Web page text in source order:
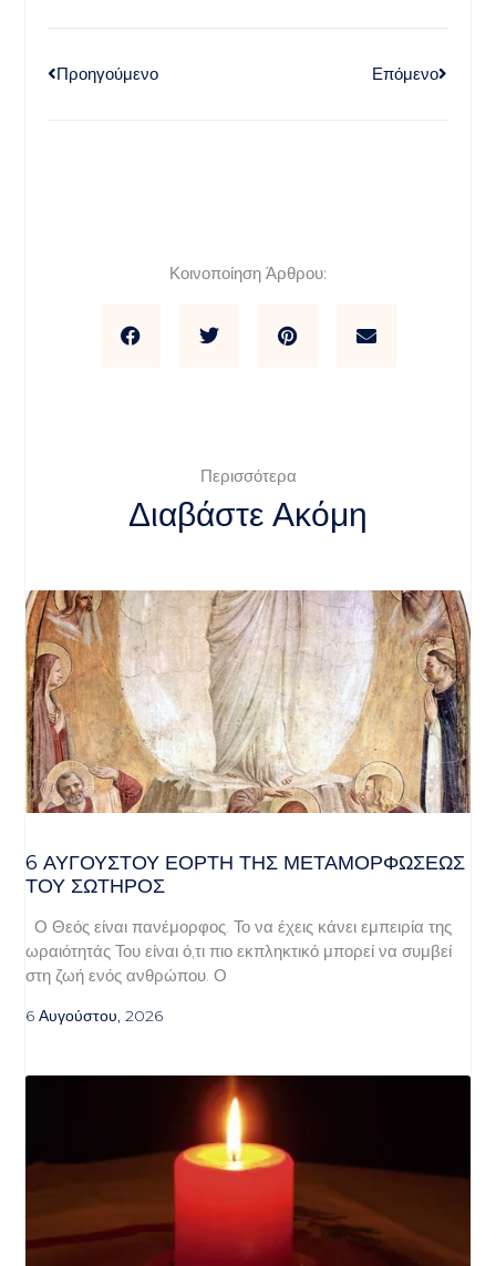
Προηγούμενο Επόμενο
Κοινοποίηση Άρθρου:
Περισσότερα
Διαβάστε Ακόμη
6 ΑΥΓΟΥΣΤΟΥ ΕΟΡΤΗ ΤΗΣ ΜΕΤΑΜΟΡΦΩΣΕΩΣ
ΤΟΥ ΣΩΤΗΡΟΣ
Ο Θεός είναι πανέμορφος. Το να έχεις κάνει εμπειρία της
ωραιότητάς Του είναι ό,τι πιο εκπληκτικό μπορεί να συμβεί
στη ζωή ενός ανθρώπου. Ο
6 Αυγούστου, 2026